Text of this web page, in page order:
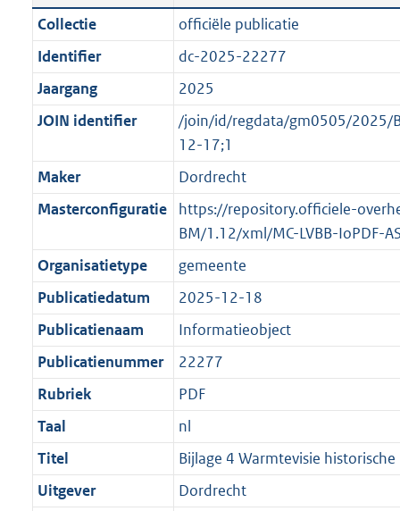
i
c
a
t
i
i
n
f
r
m
a
a
t
t
t
e
:
o
b
e
k
n
d
a
n
d
g
r
o
o
t
t
e
:
1
K
b
Collectie
officiële publicatie
Identifier
dc-2025-22277
Jaargang
2025
JOIN identifier
/join/id/regdata/gm0505/2025/
12-17;1
Maker
Dordrecht
Masterconfiguratie
https://repository.officiele-
BM/1.12/xml/MC-LVBB-IoPDF-
Organisatietype
gemeente
Publicatiedatum
2025-12-18
Publicatienaam
Informatieobject
Publicatienummer
22277
Rubriek
PDF
Taal
nl
Titel
Bijlage 4 Warmtevisie
Uitgever
Dordrecht